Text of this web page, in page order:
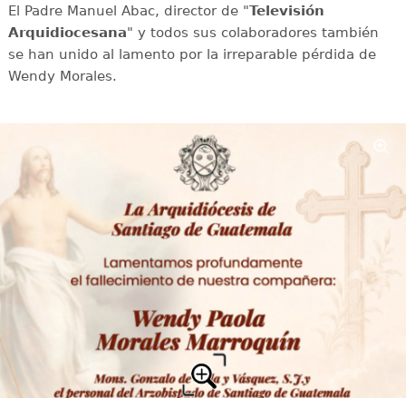
El Padre Manuel Abac, director de "Televisión
Arquidiocesana" y todos sus colaboradores también
se han unido al lamento por la irreparable pérdida de
Wendy Morales.